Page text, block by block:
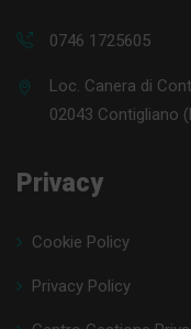
0746 1725605
Loc. Canera di
02043 Contigliano
Privacy
Cookie Policy
Privacy Policy